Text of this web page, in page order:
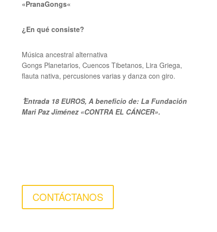
«PranaGongs«
¿En qué consiste?
Música ancestral alternativa
Gongs Planetarios, Cuencos Tibetanos, Lira Griega,
flauta nativa, percusiones varias y danza con giro.
ُ Entrada 18 EUROS, A beneficio de: La Fundación
Mari Paz Jiménez «CONTRA EL CÁNCER».
CONTÁCTANOS